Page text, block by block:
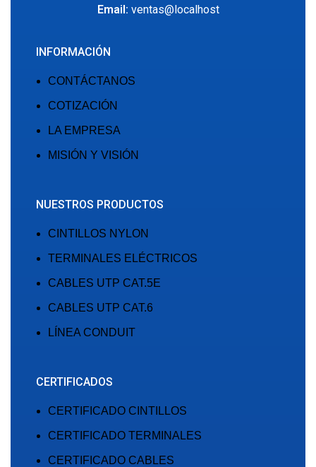
Email: ventas@localhost
INFORMACIÓN
CONTÁCTANOS
COTIZACIÓN
LA EMPRESA
MISIÓN Y VISIÓN
NUESTROS PRODUCTOS
CINTILLOS NYLON
TERMINALES ELÉCTRICOS
CABLES UTP CAT.5E
CABLES UTP CAT.6
LÍNEA CONDUIT
CERTIFICADOS
CERTIFICADO CINTILLOS
CERTIFICADO TERMINALES
CERTIFICADO CABLES